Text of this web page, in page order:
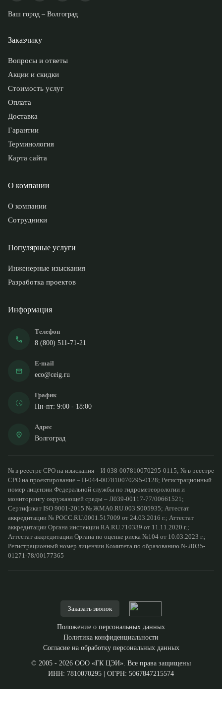
Ваш город – Волгоград
Заказчику
Вопросы и ответы
Акции и скидки
Стоимость услуг
Оплата
Доставка
Гарантии
Терминология
Карта сайта
О компании
О компании
Сотрудники
Популярные услуги
Инженерные изыскания
Разработка проектов
Информация
Телефон
8 (800) 511-71-21
E-mail
eco@ceig.ru
График
Пн-пт: 9:00 - 18:00
Адрес
Волгоград
№ в реестре СРО на изыскания – И-038-007810070295-0115; № в реестре
СРО на проектирование – П-044-007810070295-0128; Регистрационный
номер лицензии Федеральной службы по гидрометеорологии и
мониторингу окружающей среды – Л039-00117-77/00661521;
Сертификат ISO 9001-2015 № ЖМА0.RU.003.S005935; Аттестат
аккредитации № РОСС.RU.0001.517009 от 24.03.2016 г.; Аттестат
аккредитации Органа инспекции RA.RU.710339 от 11.11.2020 г.;
Аттестат аккредитации Органа по оценке риска №104 от 10.03.2023 г.;
Регистрационный номер лицензии Комитета по образованию № Л035-
01271-78/00177365
Заказать звонок
Положение о персональных данных
Политика конфиденциальности
Согласие на обработку персональных данных
© 2005 - 2026 ООО «ГК ЦЭИ». Все права защищены
ИНН: 7810070295 | ОГРН: 5067847215574